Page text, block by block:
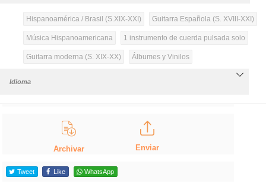
Hispanoamérica / Brasil (S.XIX-XXI) Guitarra Española (S. XVIII-XXI)
Música Hispanoamericana 1 instrumento de cuerda pulsada solo
Guitarra moderna (S. XIX-XX) Álbumes y Vinilos
Idioma
Archivar Enviar
Tweet Like WhatsApp